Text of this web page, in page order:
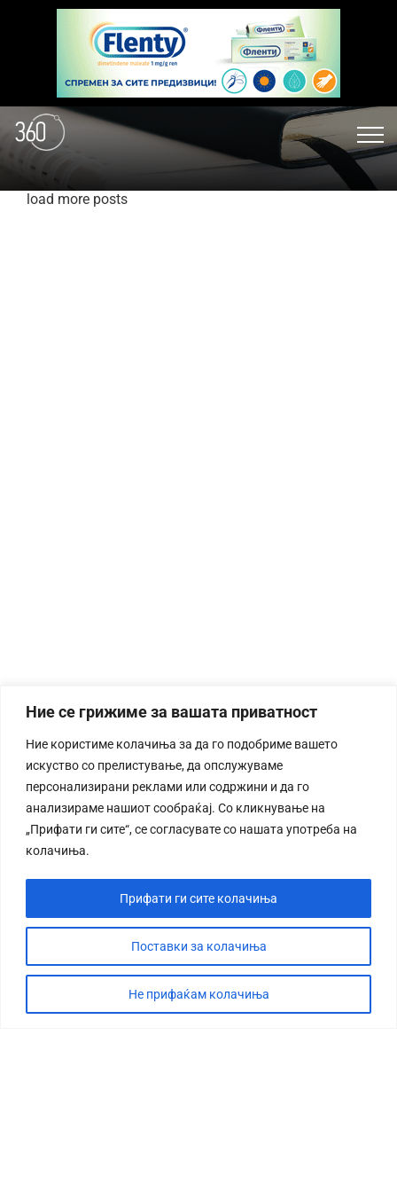
Ние се грижиме за вашата приватност
Ние користиме колачиња за да го подобриме вашето
искуство со прелистување, да опслужуваме
персонализирани реклами или содржини и да го
анализираме нашиот сообраќај. Со кликнување на
„Прифати ги сите“, се согласувате со нашата употреба на
колачиња.
Поставки за колачиња
Не прифаќам колачиња
Прифати ги сите колачиња
load more posts
СТОРИЈА
ДЕБАТА